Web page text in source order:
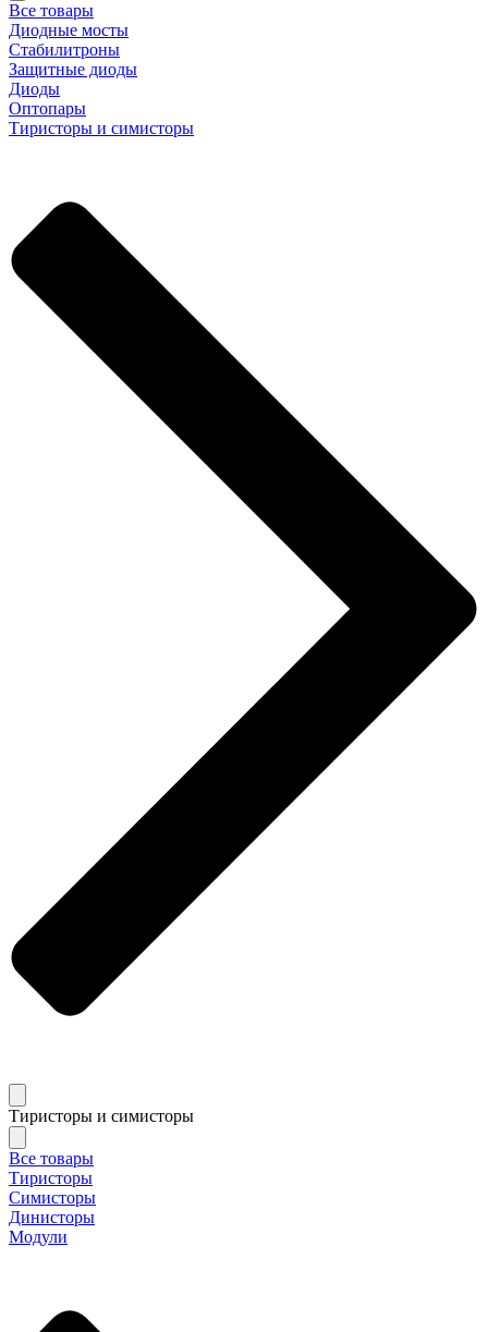
Все товары
Диодные мосты
Стабилитроны
Защитные диоды
Диоды
Оптопары
Тиристоры и симисторы
Тиристоры и симисторы
Все товары
Тиристоры
Симисторы
Динисторы
Модули